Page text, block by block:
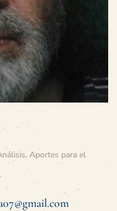
, Aportes para el